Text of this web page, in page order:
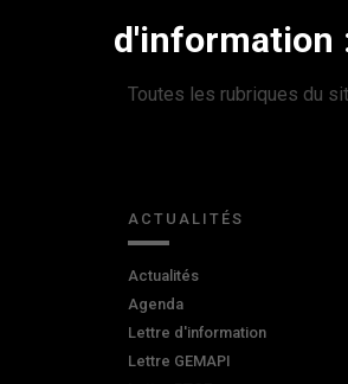
d'information
Toutes les rubriques du
ACTUALITÉS
Actualités
Agenda
Lettre d'information
Lettre GEMAPI